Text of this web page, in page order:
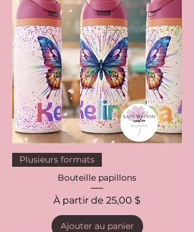
Plusieurs formats
Bouteille papillons
À partir de 25,00 $
Prix promotionnel
Ajouter au panier